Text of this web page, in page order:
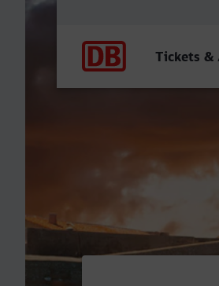
Tickets &
Göttingen -